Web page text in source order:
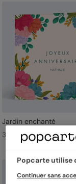
Jardin enchanté
3,99 € l'unité
Popcarte utilise
Continuer sans